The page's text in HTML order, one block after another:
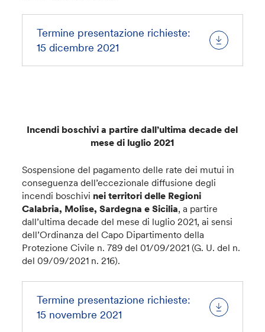
Termine presentazione richieste:
15 dicembre 2021
Incendi boschivi a partire dall’ultima decade del
mese di luglio 2021
Sospensione del pagamento delle rate dei mutui in
conseguenza dell’eccezionale diffusione degli
incendi boschivi nei territori delle Regioni
Calabria, Molise, Sardegna e Sicilia, a partire
dall’ultima decade del mese di luglio 2021, ai sensi
dell’Ordinanza del Capo Dipartimento della
Protezione Civile n. 789 del 01/09/2021 (G. U. del n.
del 09/09/2021 n. 216).
Termine presentazione richieste:
15 novembre 2021